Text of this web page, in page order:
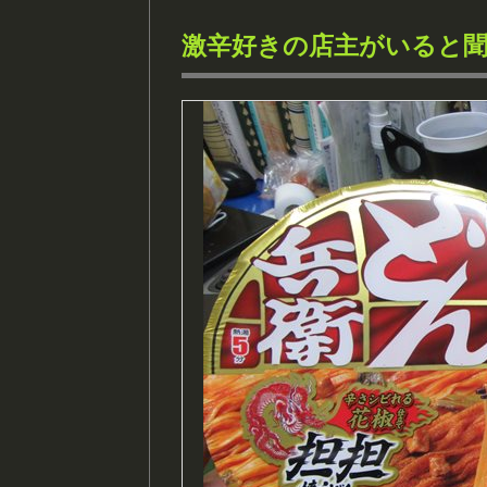
激辛好きの店主がいると